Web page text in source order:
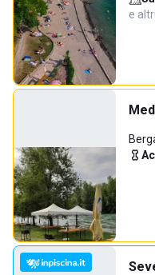
e altri